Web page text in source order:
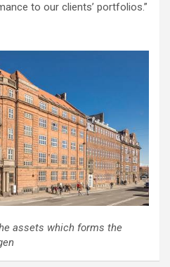
to our clients’ portfolios.”
assets which forms the